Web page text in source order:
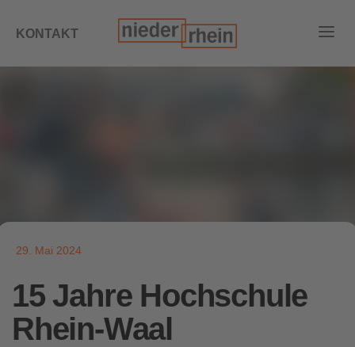
KONTAKT
29. Mai 2024
15 Jahre Hochschule
Rhein-Waal